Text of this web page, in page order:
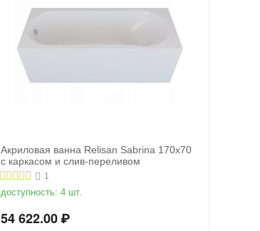
Акриловая ванна Relisan Sabrina 170х70
с каркасом и слив-переливом
1
доступность: 4 шт.
54 622.00₽